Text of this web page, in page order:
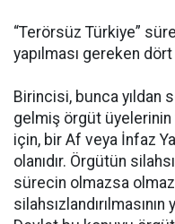
“Terörsüz Türkiye”
yapılması gereken
Birincisi, bunca yıldan
gelmiş örgüt üyelerinin
için, bir Af veya İnfaz
olanıdır. Örgütün
sürecin olmazsa